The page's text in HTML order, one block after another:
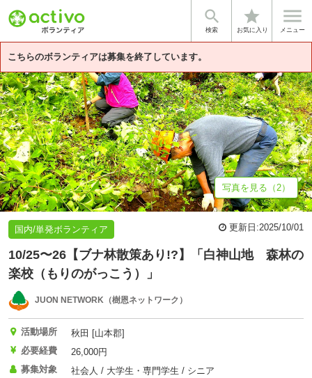

検索
star
お気に入り

メニュー
こちらのボランティアは募集を終了しています。
基本情報 募集詳細 法人情報
写真を見る（2）
国内/単発ボランティア 更新日:2025/10/01
10/25〜26【ブナ林散策あり!?】「白神山地 森林の
楽校（もりのがっこう）」
JUON NETWORK（樹恩ネットワーク）
活動場所
秋田 [山本郡]
必要経費
26,000円
募集対象
社会人 / 大学生・専門学生 / シニア